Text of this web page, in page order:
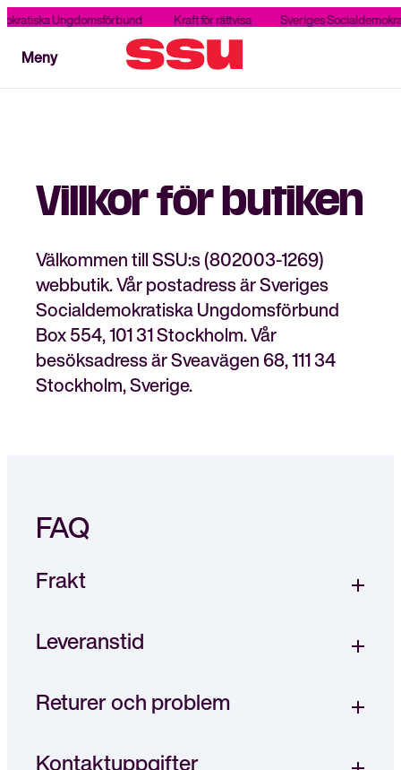
Ungdomsförbund Kraft för rättvisa Sveriges
MenyMeny
Villkor för butiken
Välkommen till SSU:s (802003-1269)
webbutik. Vår postadress är Sveriges
Socialdemokratiska Ungdomsförbund
Box 554, 101 31 Stockholm. Vår
besöksadress är Sveavägen 68, 111 34
Stockholm, Sverige.
FAQ
Frakt
Leveranstid
Returer och problem
Kontaktuppgifter